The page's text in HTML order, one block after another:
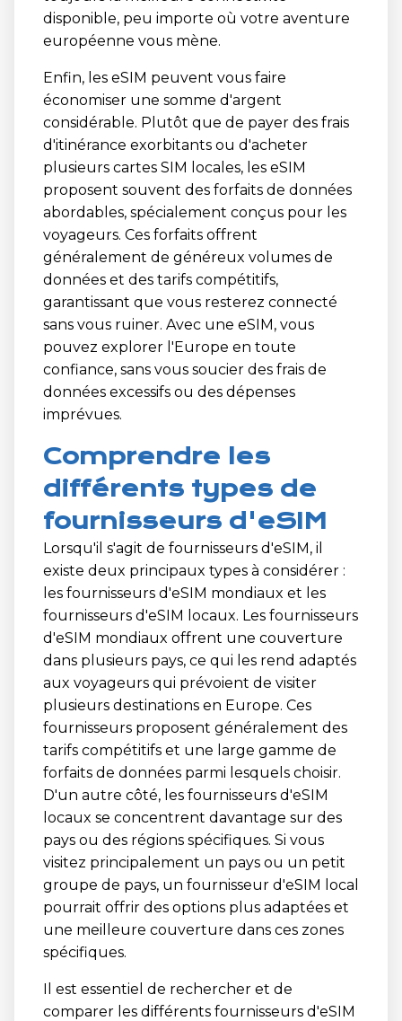
disponible, peu importe où votre aventure
européenne vous mène.
Enfin, les eSIM peuvent vous faire
économiser une somme d'argent
considérable. Plutôt que de payer des frais
d'itinérance exorbitants ou d'acheter
plusieurs cartes SIM locales, les eSIM
proposent souvent des forfaits de données
abordables, spécialement conçus pour les
voyageurs. Ces forfaits offrent
généralement de généreux volumes de
données et des tarifs compétitifs,
garantissant que vous resterez connecté
sans vous ruiner. Avec une eSIM, vous
pouvez explorer l'Europe en toute
confiance, sans vous soucier des frais de
données excessifs ou des dépenses
imprévues.
Comprendre les
différents types de
fournisseurs d'eSIM
Lorsqu'il s'agit de fournisseurs d'eSIM, il
existe deux principaux types à considérer :
les fournisseurs d'eSIM mondiaux et les
fournisseurs d'eSIM locaux. Les fournisseurs
d'eSIM mondiaux offrent une couverture
dans plusieurs pays, ce qui les rend adaptés
aux voyageurs qui prévoient de visiter
plusieurs destinations en Europe. Ces
fournisseurs proposent généralement des
tarifs compétitifs et une large gamme de
forfaits de données parmi lesquels choisir.
D'un autre côté, les fournisseurs d'eSIM
locaux se concentrent davantage sur des
pays ou des régions spécifiques. Si vous
visitez principalement un pays ou un petit
groupe de pays, un fournisseur d'eSIM local
pourrait offrir des options plus adaptées et
une meilleure couverture dans ces zones
spécifiques.
Il est essentiel de rechercher et de
comparer les différents fournisseurs d'eSIM